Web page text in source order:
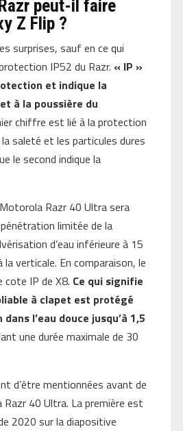
peut-il faire
Z Flip ?
surprises, sauf en ce qui
IP52 du Razr. « IP »
et indique la
à la poussière du
chiffre est lié à la protection
saleté et les particules dures
le second indique la
Razr 40 Ultra sera
limitée de la
d’eau inférieure à 15
verticale. En comparaison, le
cote IP de X8. Ce qui signifie
à clapet est protégé
l’eau douce jusqu’à 1,5
une durée maximale de 30
d’être mentionnées avant de
40 Ultra. La première est
2020 sur la diapositive